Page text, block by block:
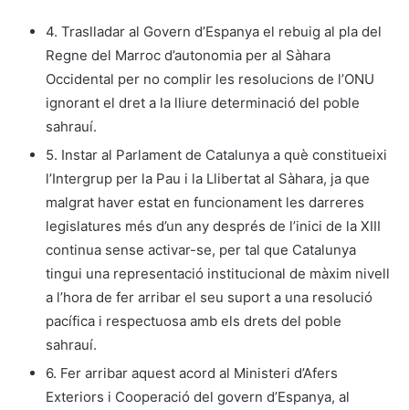
4. Traslladar al Govern d’Espanya el rebuig al pla del
Regne del Marroc d’autonomia per al Sàhara
Occidental per no complir les resolucions de l’ONU
ignorant el dret a la lliure determinació del poble
sahrauí.
5. Instar al Parlament de Catalunya a què constitueixi
l’Intergrup per la Pau i la Llibertat al Sàhara, ja que
malgrat haver estat en funcionament les darreres
legislatures més d’un any després de l’inici de la XIII
continua sense activar-se, per tal que Catalunya
tingui una representació institucional de màxim nivell
a l’hora de fer arribar el seu suport a una resolució
pacífica i respectuosa amb els drets del poble
sahrauí.
6. Fer arribar aquest acord al Ministeri d’Afers
Exteriors i Cooperació del govern d’Espanya, al